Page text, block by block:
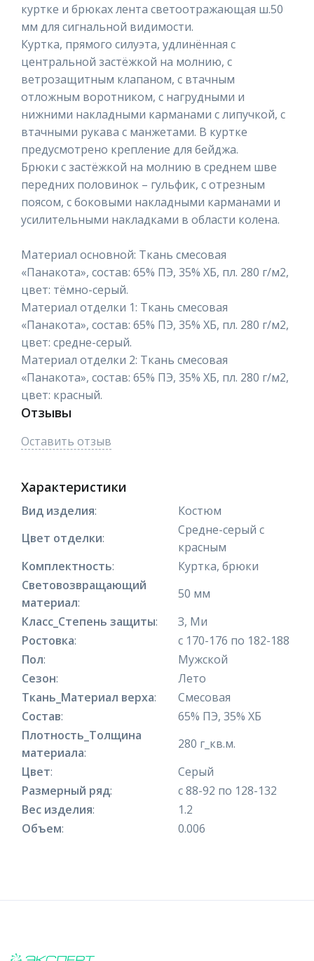
куртке и брюках лента светоотражающая ш.50
мм для сигнальной видимости.
Куртка, прямого силуэта, удлинённая с
центральной застёжкой на молнию, с
ветрозащитным клапаном, с втачным
отложным воротником, с нагрудными и
нижними накладными карманами с липучкой, с
втачными рукава с манжетами. В куртке
предусмотрено крепление для бейджа.
Брюки с застёжкой на молнию в среднем шве
передних половинок – гульфик, с отрезным
поясом, с боковыми накладными карманами и
усилительными накладками в области колена.
Материал основной: Ткань смесовая
«Панакота», состав: 65% ПЭ, 35% ХБ, пл. 280 г/м2,
цвет: тёмно-серый.
Материал отделки 1: Ткань смесовая
«Панакота», состав: 65% ПЭ, 35% ХБ, пл. 280 г/м2,
цвет: средне-серый.
Материал отделки 2: Ткань смесовая
«Панакота», состав: 65% ПЭ, 35% ХБ, пл. 280 г/м2,
цвет: красный.
Отзывы
Оставить отзыв
Характеристики
Вид изделия:
Костюм
Цвет отделки:
Средне-серый с
красным
Комплектность:
Куртка, брюки
Световозвращающий
материал:
50 мм
Класс_Степень защиты:
З, Ми
Ростовка:
с 170-176 по 182-188
Пол:
Мужской
Сезон:
Лето
Ткань_Материал верха:
Смесовая
Состав:
65% ПЭ, 35% ХБ
Плотность_Толщина
материала:
280 г_кв.м.
Цвет:
Серый
Размерный ряд:
с 88-92 по 128-132
Вес изделия:
1.2
Объем: 0.006